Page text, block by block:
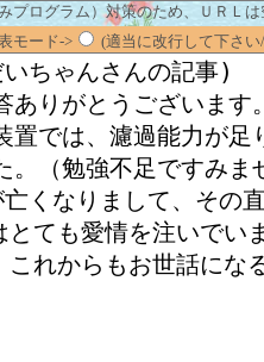
プログラム）対策のため、ＵＲＬ
モード-> (適当に改行して下さ